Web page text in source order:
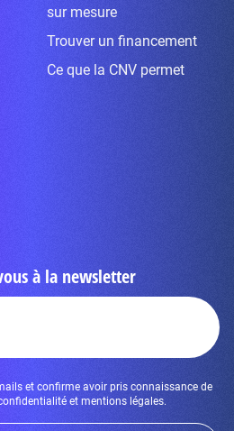
sur mesure
Trouver un financement
Ce que la CNV permet
à la newsletter
et confirme avoir pris connaissance de
et mentions légales.